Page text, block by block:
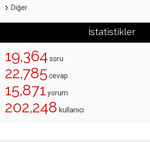
Diğer
İstatistikler
19,364 soru
22,785 cevap
15,871 yorum
202,248 kullanıcı